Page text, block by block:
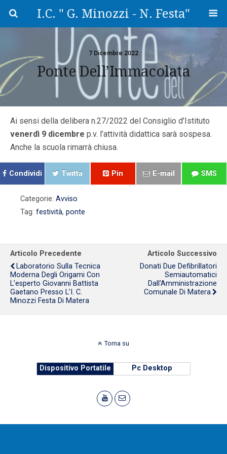
I.C. " G. Minozzi - N. Festa"
7 Dicembre 2022
Ponte Dell’Immacolata
Ai sensi della delibera n.27/2022 del Consiglio d’Istituto
venerdì 9 dicembre p.v. l’attività didattica sarà sospesa.
Anche la scuola rimarrà chiusa.
Condividi Twitta Pin E-mail SMS
Categorie: Avviso
Tag: festività, ponte
Articolo Precedente
Laboratorio Sulla Tecnica
Moderna Degli Origami Con
L’esperto Giovanni Battista
Gaetano Presso L’I. C.
Minozzi Festa Di Matera
Articolo Successivo
Donati Due Defibrillatori
Semiautomatici
Dall'Amministrazione
Comunale Di Matera
Torna su
Dispositivo Portatile Pc Desktop